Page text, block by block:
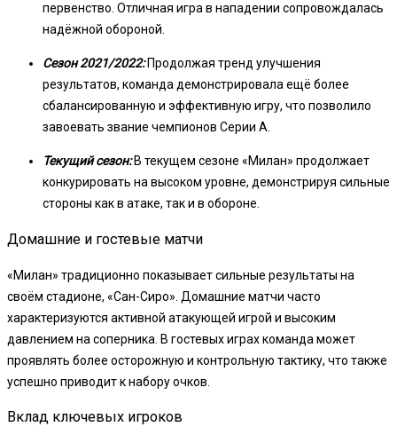
первенство. Отличная игра в нападении сопровождалась
надёжной обороной.
Сезон 2021/2022:Продолжая тренд улучшения
результатов, команда демонстрировала ещё более
сбалансированную и эффективную игру, что позволило
завоевать звание чемпионов Серии А.
Текущий сезон:В текущем сезоне «Милан» продолжает
конкурировать на высоком уровне, демонстрируя сильные
стороны как в атаке, так и в обороне.
Домашние и гостевые матчи
«Милан» традиционно показывает сильные результаты на
своём стадионе, «Сан-Сиро». Домашние матчи часто
характеризуются активной атакующей игрой и высоким
давлением на соперника. В гостевых играх команда может
проявлять более осторожную и контрольную тактику, что также
успешно приводит к набору очков.
Вклад ключевых игроков